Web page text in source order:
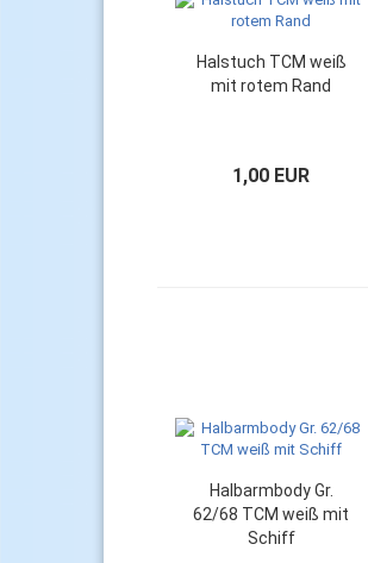
Halstuch TCM weiß
mit rotem Rand
1,00 EUR
Halbarmbody Gr.
62/68 TCM weiß mit
Schiff